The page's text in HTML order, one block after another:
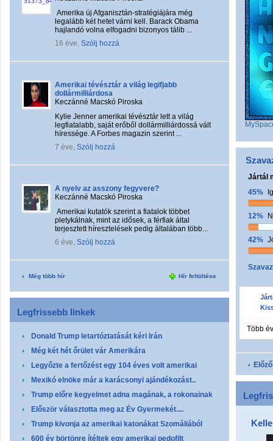
Amerika új Afganisztán-stratégiájára még
legalább két hetet várni kell. Barack Obama
hajlandó volna elfogadni bizonyos tálib ...
16 éve, Szólj hozzá
Amerikai tévésztár a világ legifjabb
dollármilliárdosa
Keczánné Macskó Piroska
Kylie Jenner amerikai tévésztár lett a világ
legfiatalabb, saját erőből dollármilliárdossá vált
híressége. A Forbes magazin szerint ...
7 éve, Szólj hozzá
A nyelv az asszony fegyvere?
Keczánné Macskó Piroska
Amerikai kutatók szerint a fiatalok többet
pletykálnak, mint az idősek, a férfiak által
terjesztett híresztelések pedig általában több...
6 éve, Szólj hozzá
Még több hír Hír feltöltése
Legfrissebb linkek
Donald Trump letartóztatását kéri Irán
Még két hét őrület vár Amerikára
Legyőzte a fertőzést egy 104 éves volt amerikai
Mexikó elnöke már a karácsonyi ajándékozást..
Trump előre kegyelmet adna magának, a rokonainak
Először választotta meg az Év Gyermekét....
Trump kivonja az amerikai katonákat Szomáliából
600 év börtönre ítéltek egy amerikai pedofilt
Jártál
45%
12%
42%
Több
Előző